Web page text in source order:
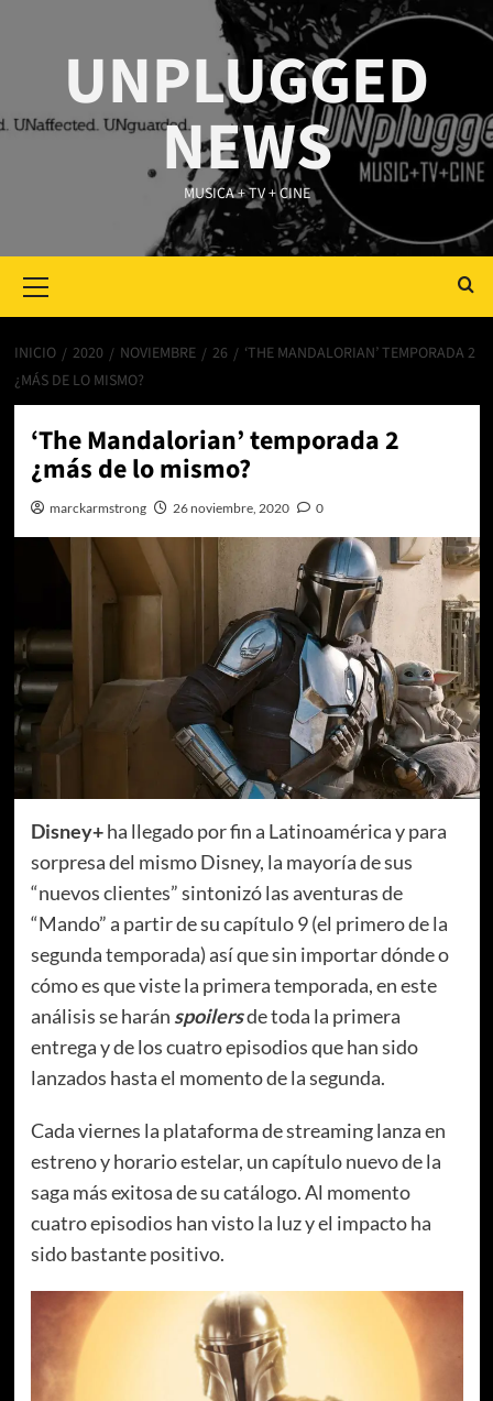
UNPLUGGED
NEWS
MUSICA + TV + CINE
Menu
INICIO 2020 NOVIEMBRE 26
‘THE MANDALORIAN’ TEMPORADA 2
¿MÁS DE LO MISMO?
‘The Mandalorian’ temporada 2
¿más de lo mismo?
marckarmstrong 26 noviembre, 2020 0
Disney+ha llegado por fin a Latinoamérica y para
sorpresa del mismo Disney, la mayoría de sus
“nuevos clientes” sintonizó las aventuras de
“Mando” a partir de su capítulo 9 (el primero de la
segunda temporada) así que sin importar dónde o
cómo es que viste la primera temporada, en este
análisis se harán spoilersde toda la primera
entrega y de los cuatro episodios que han sido
lanzados hasta el momento de la segunda.
Cada viernes la plataforma de streaming lanza en
estreno y horario estelar, un capítulo nuevo de la
saga más exitosa de su catálogo. Al momento
cuatro episodios han visto la luz y el impacto ha
sido bastante positivo.